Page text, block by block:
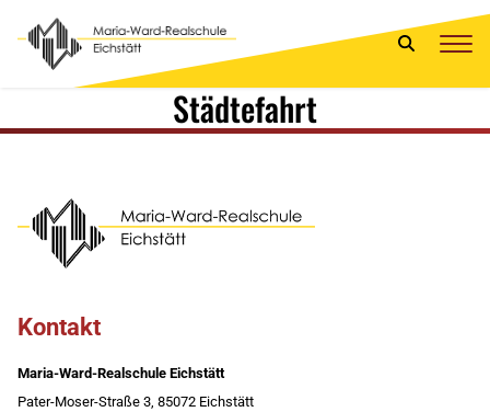
Städtefahrt
Kontakt
Maria-Ward-Realschule Eichstätt
Pater-Moser-Straße 3, 85072 Eichstätt